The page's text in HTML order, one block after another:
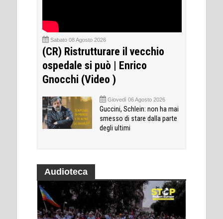
Sabato 08 Agosto 2026
(CR) Ristrutturare il vecchio
ospedale si può | Enrico
Gnocchi (Video )
Giovedì 06 Agosto 2026
Guccini, Schlein: non ha mai
smesso di stare dalla parte
degli ultimi
Audioteca